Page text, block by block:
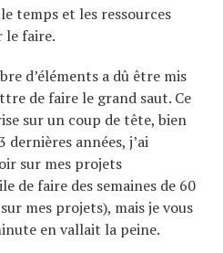
le temps et les ressources
le faire.
d’éléments a dû être mis
de faire le grand saut. Ce
sur un coup de tête, bien
années, j’ai
sur mes projets
de faire des semaines de 60
mes projets), mais je vous
en vallait la peine.